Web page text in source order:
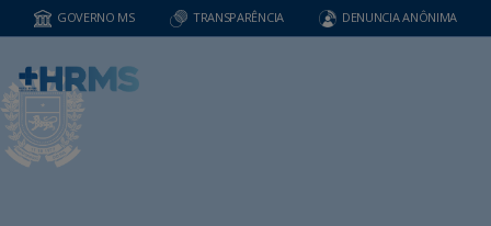
GOVERNO MS TRANSPARÊNCIA DENUNCIA ANÔNIMA